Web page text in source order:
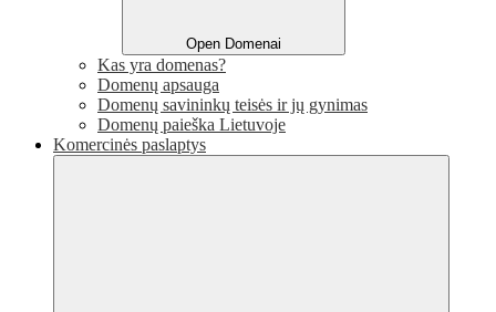
Open Domenai
Kas yra domenas?
Domenų apsauga
Domenų savininkų teisės ir jų gynimas
Domenų paieška Lietuvoje
Komercinės paslaptys